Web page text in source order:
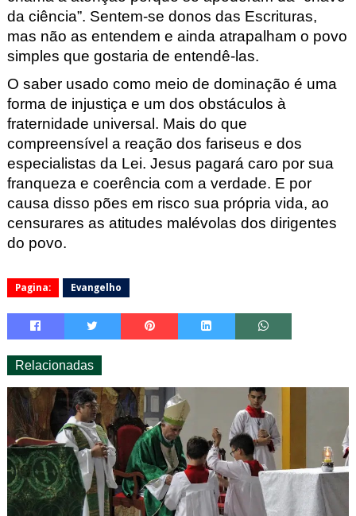
da ciência”. Sentem-se donos das Escrituras,
mas não as entendem e ainda atrapalham o povo
simples que gostaria de entendê-las.
O saber usado como meio de dominação é uma
forma de injustiça e um dos obstáculos à
fraternidade universal. Mais do que
compreensível a reação dos fariseus e dos
especialistas da Lei. Jesus pagará caro por sua
franqueza e coerência com a verdade. E por
causa disso pões em risco sua própria vida, ao
censurares as atitudes malévolas dos dirigentes
do povo.
Pagina: Evangelho
Relacionadas